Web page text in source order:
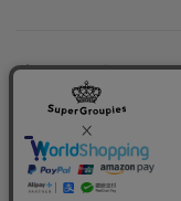
プライバシーポリシー
特定取引に関する法律
会社情報/採用情報